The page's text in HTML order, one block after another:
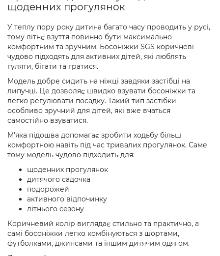
щоденних прогулянок
У теплу пору року дитина багато часу проводить у русі,
тому літнє взуття повинно бути максимально
комфортним та зручним. Босоніжки SGS коричневі
чудово підходять для активних дітей, які люблять
гуляти, бігати та гратися.
Модель добре сидить на ніжці завдяки застібці на
липучці. Це дозволяє швидко взувати босоніжки та
легко регулювати посадку. Такий тип застібки
особливо зручний для дітей, які вже вчаться
самостійно взуватися.
М’яка підошва допомагає зробити ходьбу більш
комфортною навіть під час тривалих прогулянок. Саме
тому модель чудово підходить для:
щоденних прогулянок
дитячого садочка
подорожей
активного відпочинку
літнього сезону
Коричневий колір виглядає стильно та практично, а
самі босоніжки легко комбінуються з шортами,
футболками, джинсами та іншим дитячим одягом.